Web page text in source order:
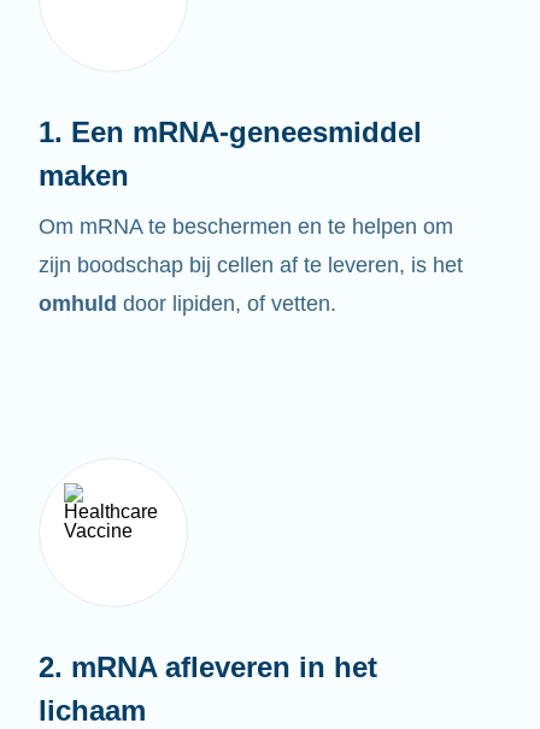
1. Een mRNA-geneesmiddel
maken
Om mRNA te beschermen en te helpen om
zijn boodschap bij cellen af te leveren, is het
omhuld door lipiden, of vetten.
2. mRNA afleveren in het
lichaam